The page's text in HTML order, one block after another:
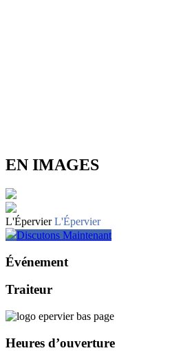
EN IMAGES
L'Épervier L'Épervier
Discutons Maintenant
Événement
Traiteur
Heures d’ouverture